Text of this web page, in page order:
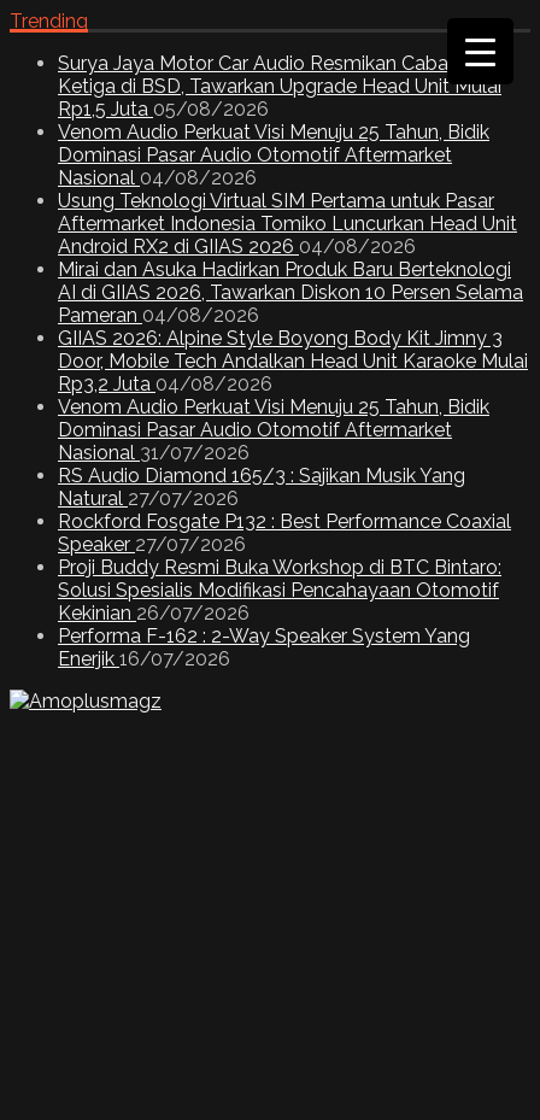
Trending
Surya Jaya Motor Car Audio Resmikan Cabang
Ketiga di BSD, Tawarkan Upgrade Head Unit Mulai
Rp1,5 Juta 05/08/2026
Venom Audio Perkuat Visi Menuju 25 Tahun, Bidik
Dominasi Pasar Audio Otomotif Aftermarket
Nasional 04/08/2026
Usung Teknologi Virtual SIM Pertama untuk Pasar
Aftermarket Indonesia Tomiko Luncurkan Head Unit
Android RX2 di GIIAS 2026 04/08/2026
Mirai dan Asuka Hadirkan Produk Baru Berteknologi
AI di GIIAS 2026, Tawarkan Diskon 10 Persen Selama
Pameran 04/08/2026
GIIAS 2026: Alpine Style Boyong Body Kit Jimny 3
Door, Mobile Tech Andalkan Head Unit Karaoke Mulai
Rp3,2 Juta 04/08/2026
Venom Audio Perkuat Visi Menuju 25 Tahun, Bidik
Dominasi Pasar Audio Otomotif Aftermarket
Nasional 31/07/2026
RS Audio Diamond 165/3 : Sajikan Musik Yang
Natural 27/07/2026
Rockford Fosgate P132 : Best Performance Coaxial
Speaker 27/07/2026
Proji Buddy Resmi Buka Workshop di BTC Bintaro:
Solusi Spesialis Modifikasi Pencahayaan Otomotif
Kekinian 26/07/2026
Performa F-162 : 2-Way Speaker System Yang
Enerjik 16/07/2026